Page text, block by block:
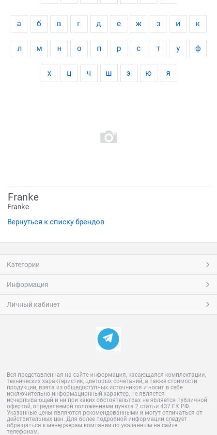
а б в г д е ж з и к
л м н о п р с т у ф
х ц ч ш э ю я
Franke
Franke
Вернуться к списку брендов
Категории
Информация
Личный кабинет
Вся представленная на сайте информация, касающаяся комплектации,
технических характеристик, цветовых сочетаний, а также стоимости
продукции, взята из общедоступных источников и носит в себе
исключительно информационный характер, не является
исчерпывающей и ни при каких обстоятельтвах не является публичной
офертой, определяемой положениями пункта 2 статьи 437 ГК РФ.
Указанные цены являются рекомендованными и могут отличаться от
действительных цен. Для более подробной информации следует
обращаться к менеджерам компании по указанным на сайте
телефонам.